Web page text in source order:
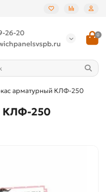
26-20
0
арматурный КЛФ-250
КЛФ-250